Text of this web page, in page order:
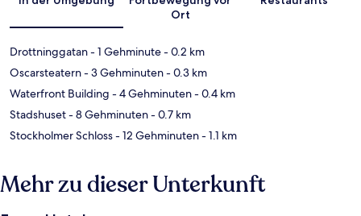
Ort
Drottninggatan- 1 Gehminute- 0.2 km
Oscarsteatern- 3 Gehminuten- 0.3 km
Waterfront Building - 4 Gehminuten- 0.4 km
Stadshuset- 8 Gehminuten- 0.7 km
Stockholmer Schloss- 12 Gehminuten- 1.1 km
Mehr zu dieser Unterkunft